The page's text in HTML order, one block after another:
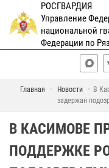
РОСГВАРДИЯ
Управление
национальной
Федерации по
Главная Новости
В
задержан
В КАСИМОВЕ
ПОДДЕРЖКЕ